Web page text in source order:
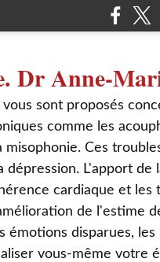
Dr Anne-
sont proposés
comme les
Ces
L'apport de
cardiaque et
de l'estime
disparues,
vous-même votre